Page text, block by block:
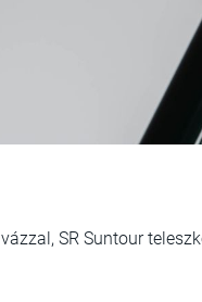
SR Suntour